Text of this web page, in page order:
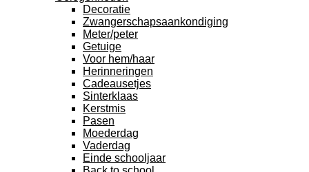
Decoratie
Zwangerschapsaankondiging
Meter/peter
Getuige
Voor hem/haar
Herinneringen
Cadeausetjes
Sinterklaas
Kerstmis
Pasen
Moederdag
Vaderdag
Einde schooljaar